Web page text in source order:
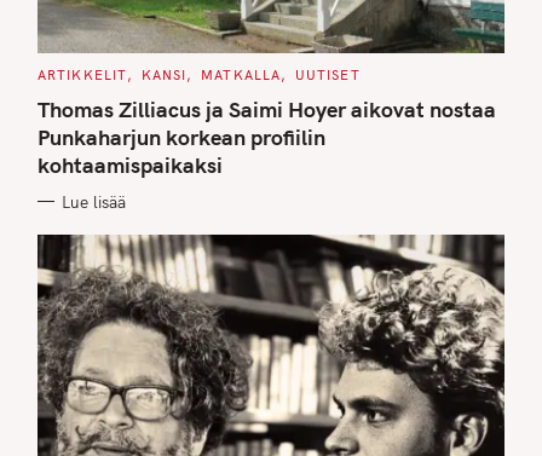
C
T
E
G
O
R
I
S
ARTIKKELIT KANSI MATKALLA UUTISET
Thomas Zilliacus ja Saimi Hoyer aikovat nostaa
Punkaharjun korkean profiilin
kohtaamispaikaksi
Lue lisää